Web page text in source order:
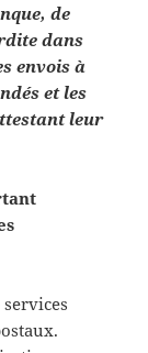
de
dans
envois à
et les
leur